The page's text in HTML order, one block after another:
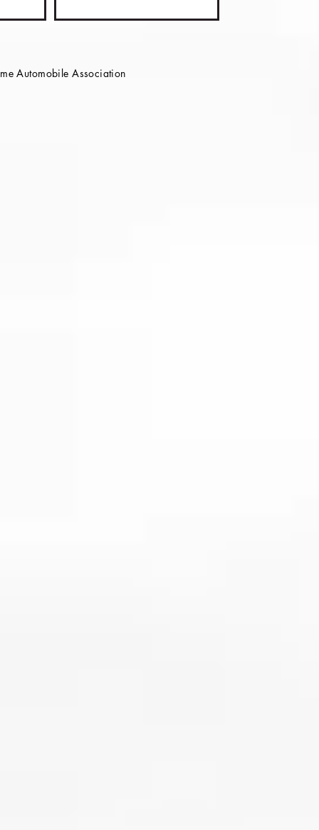
Automobile Association